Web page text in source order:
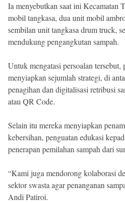
Ia menyebutkan saat ini Kecamatan
mobil tangkasa, dua unit mobil
sembilan unit tangkasa drum truck,
mendukung pengangkutan sampah.
Untuk mengatasi persoalan tersebut,
menyiapkan sejumlah strategi, di
penagihan dan digitalisasi retribusi
atau QR Code.
Selain itu mereka menyiapkan
kebersihan, penguatan edukasi
penerapan pemilahan sampah dari
“Kami juga mendorong kolaborasi
sektor swasta agar penanganan
Andi Patiroi.